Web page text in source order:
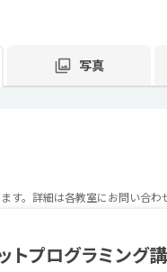
写真
。詳細は各教室にお問い合わ
トプログラミング